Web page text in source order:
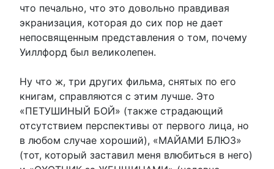
что печально, что это довольно правдивая
экранизация, которая до сих пор не дает
непосвященным представления о том, почему
Уиллфорд был великолепен.
Ну что ж, три других фильма, снятых по его
книгам, справляются с этим лучше. Это
«ПЕТУШИНЫЙ БОЙ» (также страдающий
отсутствием перспективы от первого лица, но
в любом случае хороший), «МАЙАМИ БЛЮЗ»
(тот, который заставил меня влюбиться в него)